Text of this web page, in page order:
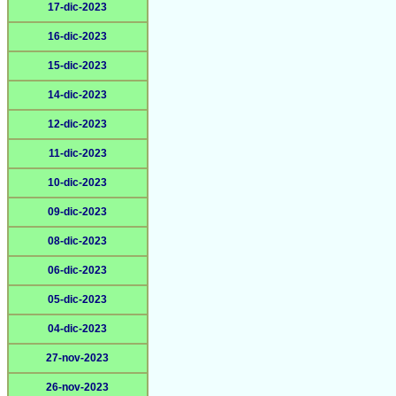
17-dic-2023
16-dic-2023
15-dic-2023
14-dic-2023
12-dic-2023
11-dic-2023
10-dic-2023
09-dic-2023
08-dic-2023
06-dic-2023
05-dic-2023
04-dic-2023
27-nov-2023
26-nov-2023